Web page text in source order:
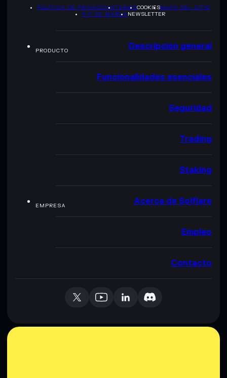
POLÍTICA DE PRIVACIDADTERMSCOOKIESMAPA DEL SITIO
KIT DE MARCA NEWSLETTER
PRODUCTO Descripción general
Funcionalidades esenciales
Seguridad
Trading
Staking
EMPRESA Acerca de Solflare
Empleo
Contacto